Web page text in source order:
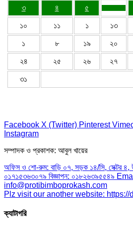
৩ ৪ ৫
১০ ১১ ১ ১৩
১ ৮ ১৯ ২০
২৪ ২৫ ২৬ ২৭
৩১
Facebook X (Twitter) Pinterest
Instagram
সম্পাদক ও প্রকাশক: আবুল খায়ের
অফিস ও শো-রুম: বাড়ি ০৭, সড়ক ১৪/সি, সেক্টর ৪,
০১৭১৫৩৬৩০৭৯ বিজ্ঞাপন: ০১৮২৬৩৯৫৫৪৯
info@protibimboprokash.com
Plz visit our another website:
ক্যাটাগরি